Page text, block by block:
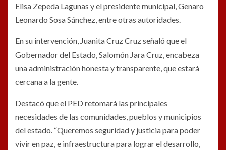
Elisa Zepeda Lagunas y el presidente municipal, Genaro
Leonardo Sosa Sánchez, entre otras autoridades.
En su intervención, Juanita Cruz Cruz señaló que el
Gobernador del Estado, Salomón Jara Cruz, encabeza
una administración honesta y transparente, que estará
cercana a la gente.
Destacó que el PED retomará las principales
necesidades de las comunidades, pueblos y municipios
del estado. “Queremos seguridad y justicia para poder
vivir en paz, e infraestructura para lograr el desarrollo,